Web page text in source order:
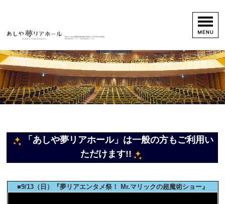
「あしや夢リアホール」は一般の方もご利用い
ただけます!!
■9/13（日）『夢リアエンタメ祭！ Mr.マリックの超魔術ショー』